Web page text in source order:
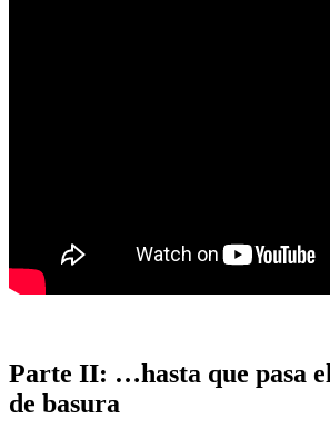
Parte II: …hasta que pasa
de basura